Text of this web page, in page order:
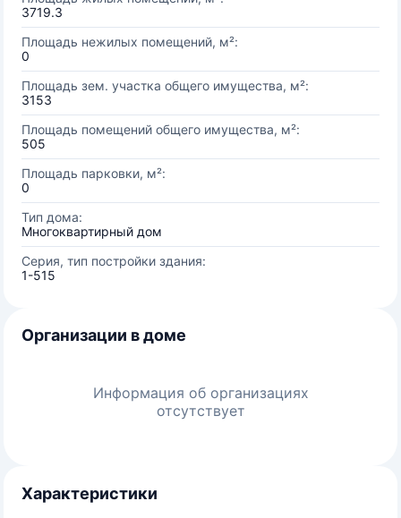
3719.3
Площадь нежилых помещений, м²:
0
Площадь зем. участка общего имущества, м²:
3153
Площадь помещений общего имущества, м²:
505
Площадь парковки, м²:
0
Тип дома:
Многоквартирный дом
Серия, тип постройки здания:
1-515
Организации в доме
Информация об организациях
отсутствует
Характеристики